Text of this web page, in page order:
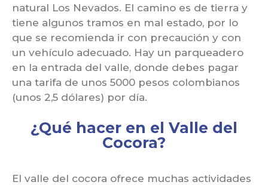
natural Los Nevados. El camino es de tierra y
tiene algunos tramos en mal estado, por lo
que se recomienda ir con precaución y con
un vehículo adecuado. Hay un parqueadero
en la entrada del valle, donde debes pagar
una tarifa de unos 5000 pesos colombianos
(unos 2,5 dólares) por día.
¿Qué hacer en el Valle del
Cocora?
El valle del cocora ofrece muchas actividades